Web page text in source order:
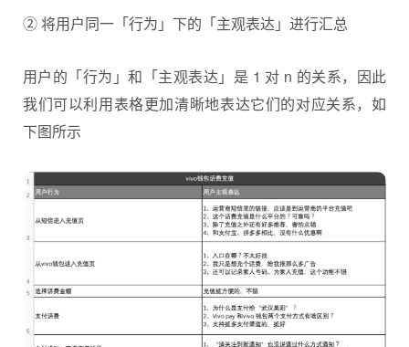
② 将用户同一「行为」下的「主观表达」进行汇总
用户的「行为」和「主观表达」是 1 对 n 的关系，因此
我们可以利用表格更加清晰地表达它们的对应关系，如
下图所示